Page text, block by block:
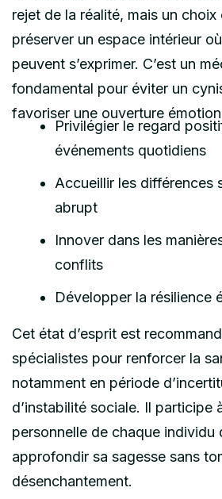
rejet de la réalité, mais un
préserver un espace intérieur
peuvent s’exprimer. C’est un
fondamental pour éviter un
favoriser une ouverture
Privilégier le regard
événements quotidiens
Accueillir les différences
abrupt
Innover dans les
conflits
Développer la résilience
Cet état d’esprit est
spécialistes pour renforcer la
notamment en période
d’instabilité sociale. Il participe
personnelle de chaque individu
approfondir sa sagesse sans
désenchantement.